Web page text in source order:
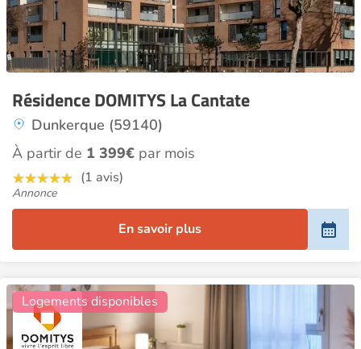
Résidence DOMITYS La Cantate
Dunkerque (59140)
À partir de 1 399€ par mois
(1 avis)
Annonce
En savoir plus
Logements disponibles